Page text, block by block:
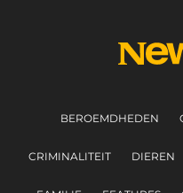
BEROEMDHEDEN
CRIMINALITEIT DIEREN